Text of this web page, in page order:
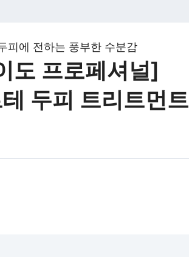
피에 전하는 풍부한 수분감
도 프로페셔널]
두피 트리트먼트